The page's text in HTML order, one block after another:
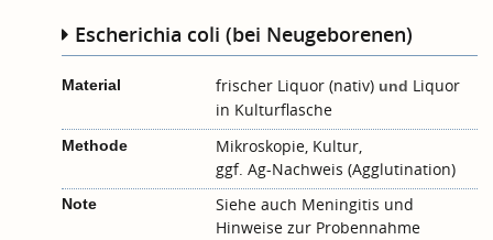
Escherichia coli (bei Neugeborenen)
Material frischer Liquor (nativ) und Liquor
in Kulturflasche
Methode
Mikroskopie, Kultur,
ggf. Ag-Nachweis (Agglutination)
Note Siehe auch Meningitis und
Hinweise zur Probennahme